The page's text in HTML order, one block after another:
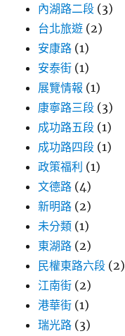
內湖路二段 (3)
台北旅遊 (2)
安康路 (1)
安泰街 (1)
展覽情報 (1)
康寧路三段 (3)
成功路五段 (1)
成功路四段 (1)
政策福利 (1)
文德路 (4)
新明路 (2)
未分類 (1)
東湖路 (2)
民權東路六段 (2)
江南街 (2)
港華街 (1)
瑞光路 (3)